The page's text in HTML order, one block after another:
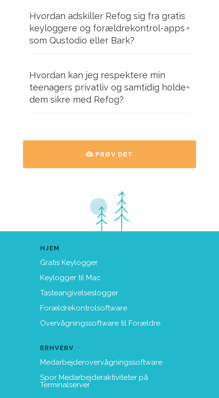
Hvordan adskiller Refog sig fra gratis
keyloggere og forældrekontrol-apps
som Qustodio eller Bark?
Hvordan kan jeg respektere min
teenagers privatliv og samtidig holde
dem sikre med Refog?
PRØV DET
HJEM
Gratis Keylogger
Keylogger til Mac
Tasteangivelseslogger
Forældrekontrolsoftware
Overvågningssoftware til Forældre
ERHVERV
Medarbejderovervågningssoftware
Spor Medarbejderaktiviteter på
Terminalserver